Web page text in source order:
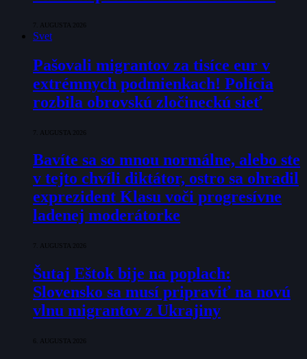
7. AUGUSTA 2026
Svet
Pašovali migrantov za tisíce eur v
extrémnych podmienkach! Polícia
rozbila obrovskú zločineckú sieť
7. AUGUSTA 2026
Bavíte sa so mnou normálne, alebo ste
v tejto chvíli diktátor, ostro sa ohradil
exprezident Klasu voči progresívne
ladenej moderátorke
7. AUGUSTA 2026
Šutaj Eštok bije na poplach:
Slovensko sa musí pripraviť na novú
vlnu migrantov z Ukrajiny
6. AUGUSTA 2026